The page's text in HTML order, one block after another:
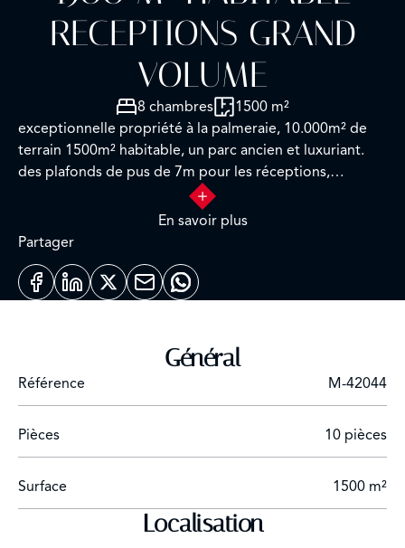
RECEPTIONS GRAND
VOLUME
8 chambres
1500 m²
exceptionnelle propriété à la palmeraie, 10.000m² de
terrain 1500m² habitable, un parc ancien et luxuriant.
des plafonds de pus de 7m pour les réceptions,
plusieurs réceptions, salle a manger avec cheminée
donnant sur un tres grande cuisine. marbre au sol et
zeliige, toute la menuiserie en noyer magnifiquement
de hamam. toutes les suites sont aux dimensions
généreuses et aux salles de bains finement
En savoir plus
Partager
Général
Référence M-42044
Pièces 10 pièces
Surface 1500 m²
Localisation